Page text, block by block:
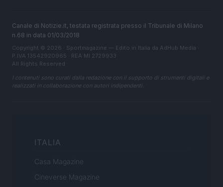
Canale di Notizie.it, testata registrata presso il Tribunale di Milano
n.68 in data 01/03/2018
Copyright © 2026 · Sportmagazine — Edito in Italia da AdHub Media
P.IVA 13542920965 · REA MI 2729933
All Rights Reserved
I contenuti sono curati dalla redazione con il supporto di strumenti digitali e
realizzati in collaborazione con autori indipendenti.
ITALIA
Casa Magazine
Cineverse Magazine